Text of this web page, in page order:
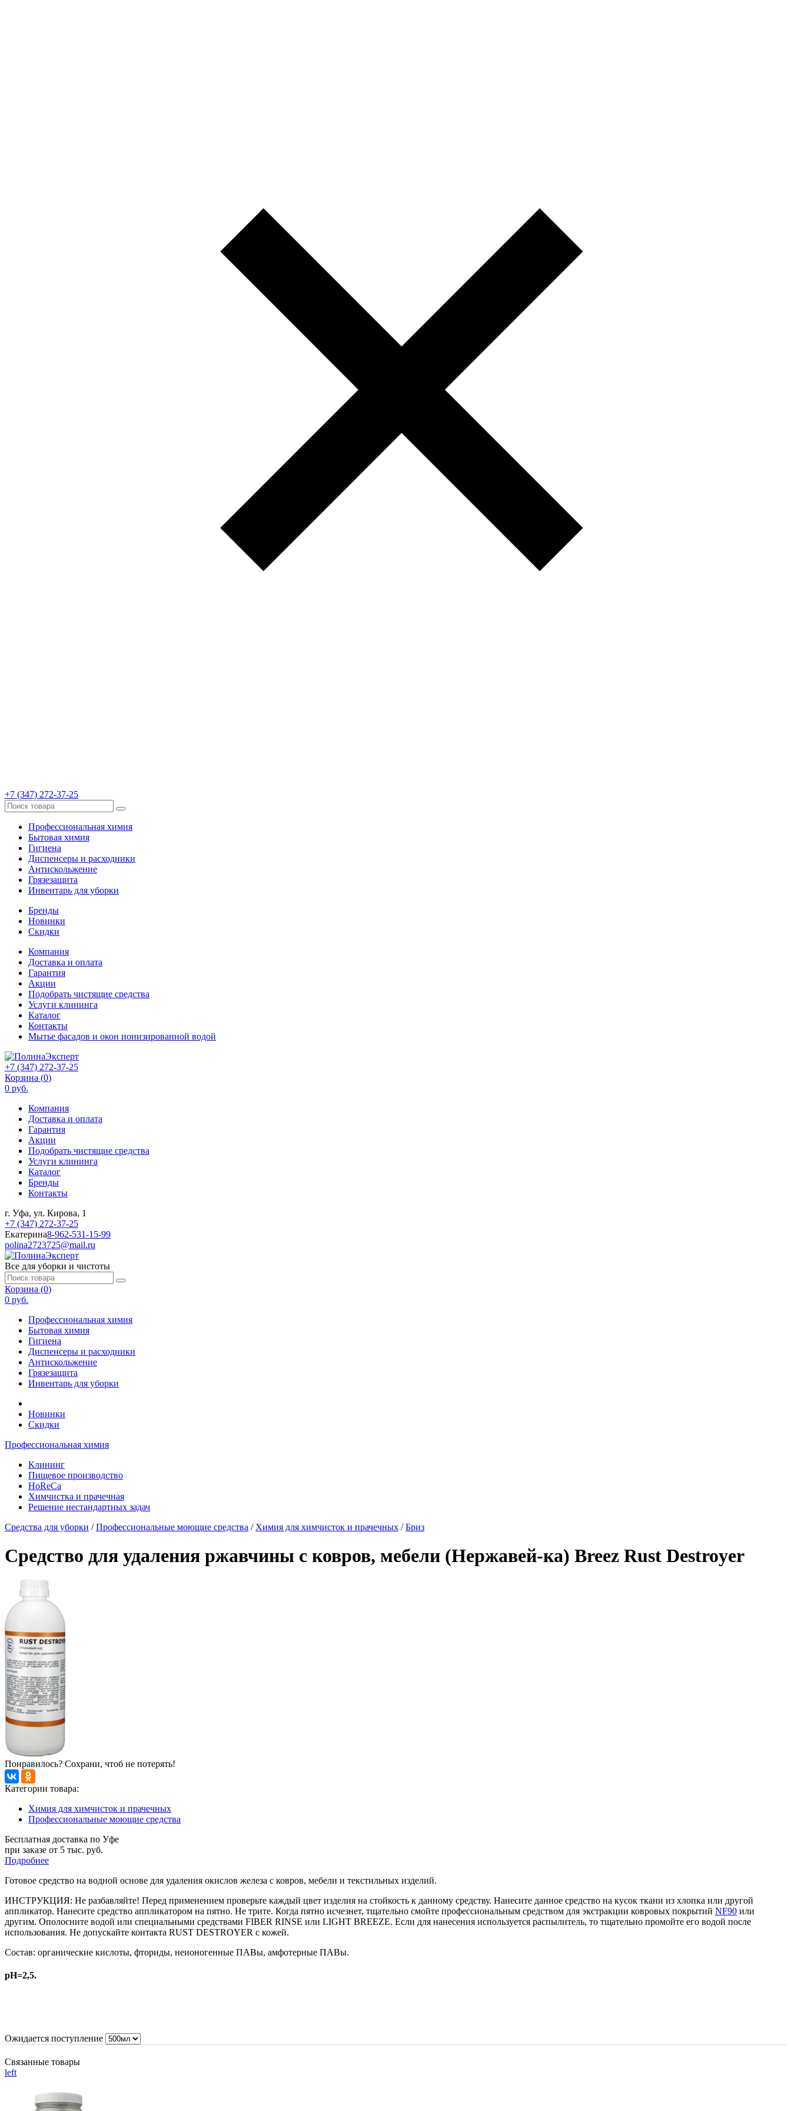
+7 (347) 272-37-25
Профессиональная химия
Бытовая химия
Гигиена
Диспенсеры и расходники
Антискольжение
Грязезащита
Инвентарь для уборки
Бренды
Новинки
Скидки
Компания
Доставка и оплата
Гарантия
Акции
Подобрать чистящие средства
Услуги клининга
Каталог
Контакты
Мытье фасадов и окон ионизированной водой
+7 (347) 272-37-25
Корзина (0)
0 руб.
Компания
Доставка и оплата
Гарантия
Акции
Подобрать чистящие средства
Услуги клининга
Каталог
Бренды
Контакты
г. Уфа, ул. Кирова, 1
+7 (347) 272-37-25
Екатерина8-962-531-15-99
polina2723725@mail.ru
Все для уборки и чистоты
Корзина (0)
0 руб.
Профессиональная химия
Бытовая химия
Гигиена
Диспенсеры и расходники
Антискольжение
Грязезащита
Инвентарь для уборки
Новинки
Скидки
Профессиональная химия
Клининг
Пищевое производство
HoReCa
Химчистка и прачечная
Решение нестандартных задач
Средства для уборки /Профессиональные моющие средства / Химия для химчисток и прачечных /Бриз
Средство для удаления ржавчины с ковров, мебели (Нержавей-ка) Breez Rust Destroyer
Понравилось? Сохрани, чтоб не потерять!
Категории товара:
Химия для химчисток и прачечных
Профессиональные моющие средства
Бесплатная доставка по Уфе
при заказе от 5 тыс. руб.
Подробнее
Готовое средство на водной основе для удаления окислов железа с ковров, мебели и текстильных изделий.
ИНСТРУКЦИЯ: Не разбавляйте! Перед применением проверьте каждый цвет изделия на стойкость к данному средству. Нанесите данное средство на кусок ткани из хлопка или другой
аппликатор. Нанесите средство аппликатором на пятно. Не трите. Когда пятно исчезнет, тщательно смойте профессиональным средством для экстракции ковровых покрытий NF90 или
другим. Ополосните водой или специальными средствами FIBER RINSE или LIGHT BREEZE. Если для нанесения используется распылитель, то тщательно промойте его водой после
использования. Не допускайте контакта RUST DESTROYER с кожей.
Состав: органические кислоты, фториды, неионогенные ПАВы, амфотерные ПАВы.
pH=2,5.
Ожидается поступление
Связанные товары
left